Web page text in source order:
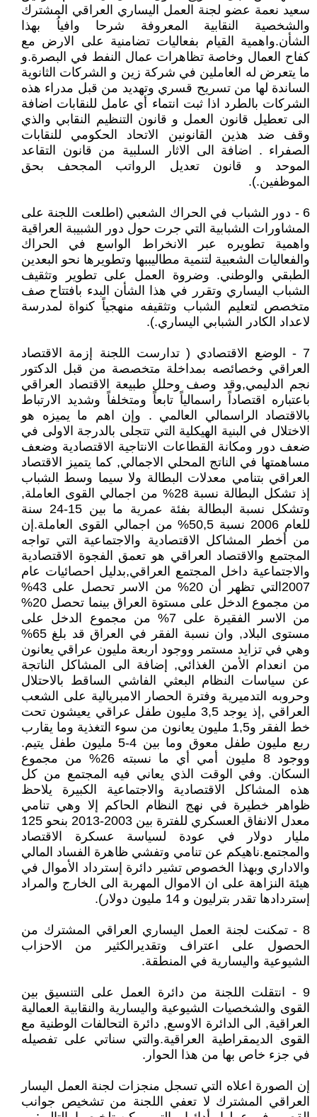
سعيد نعمة عضو لجنة العمل اليساري العراقي المشترك
والشخصية النقابية المعروفة شرحا وافياُ بهذا
الشأن.واهمية القيام بفعاليات تضامنية على الارض مع
كفاح العمال وخاصة تظاهرات عمال النفط في البصرة.و
ما يتعرض له العاملين في شركة زين و الشركات الثانوية
الساندة لها من تسريح قسري وتهديد من قبل مدراء هذه
الشركات بالطرد اذا ثبت انتماء أي عامل للنقابات اضافة
الى تعطيل قانون العمل و قانون التنظيم النقابي والذي
وقف ضد هذين القانونين الاتحاد الحكومي للنقابات
الصفراء . اضافة الى الاثار السلبية من قانون التقاعد
الموحد و قانون تعديل الرواتب المجحف بحق
الموظفين.).
6 - دور الشباب في الحراك الشعبي (اطلعت اللجنة على
المشاورات الشبابية التي جرت حول دور الشبيبة العراقية
واهمية تطويره عبر الانخراط الواسع في الحراك
والفعاليات الشعبية لتنمية مطاليببها وتطويرها نحو البعدين
الطبقي والوطني. وضروة العمل على تطوير وتثقيف
الشباب اليساري وتقرر في هذا الشأن البدء بافتتاح صف
متخصص لتعليم الشباب وتثقيفه منهجياً كنواة لمدرسة
لاعداد الكادر الشبابي اليساري.).
7 - الوضع الاقتصادي ( تدارست اللجنة إزمة الاقتصاد
العراقي وخصائصه بمداخلة متخصصة من قبل الدكتور
نجم الدليمي,وقد وصف وحلل طبيعة الاقتصاد العراقي
باعتباره اقتصاداً راسمالياً تابعاً ومتخلفاً وشديد الارتباط
بالاقتصاد الراسمالي العالمي . وإن اهم ما يميزه هو
الاختلال في البنية الهيكلية التي تتجلى بالدرجة الاولى في
ضعف دور ومكانة القطاعات الانتاجية الاقتصادية وضعف
مساهمتها في الناتج المحلي الاجمالي, كما يتميز الاقتصاد
العراقي بتنامي معدلات البطالة ولا سيما وسط الشباب
إذ تشكل البطالة نسبة 28% من اجمالي القوى العاملة,
وتشكل نسبة البطالة بفئة عمرية ما بين 15-24 سنة
للعام 2006 نسبة 50,5% من اجمالي القوى العاملة.إن
من أخطر المشاكل الاقتصادية والاجتماعية التي تواجه
المجتمع والاقتصاد العراقي هو تعمق الفجوة الاقتصادية
والاجتماعية داخل المجتمع العراقي,بدليل احصائيات عام
2007التي تظهر أن 20% من الاسر تحصل على 43%
من مجموع الدخل على مستوة العراق بينما تحصل 20%
من الاسر الفقيرة على 7% من مجموع الدخل على
مستوى البلاد, وان نسبة الفقر في العراق قد بلغ 65%
وهي في تزايد مستمر ووجود اربعة مليون عراقي يعانون
من انعدام الأمن الغذائي, إضافة الى المشاكل الناتجة
عن سياسات النظام البعثي الفاشي الساقط بالاحتلال
وحروبه التدميرية وفترة الحصار الامبريالية على الشعب
العراقي ,إذ يوجد 3,5 مليون طفل عراقي يعيشون تحت
خط الفقر و1,5 مليون يعانون من سوء التغذية وما يقارب
ربع مليون طفل معوق وما بين 4-5 مليون طفل يتيم.
ووجود 8 مليون أمي أي ما نسبته 26% من مجموع
السكان. وفي الوقت الذي يعاني فيه المجتمع من كل
هذه المشاكل الاقتصادية والاجتماعية الكبيرة يلاحظ
ظواهر خطيرة في نهج النظام الحاكم إلا وهي تنامي
معدل الانفاق العسكري للفترة بين 2003-2013 بنحو 125
مليار دولار في عودة لسياسة عسكرة الاقتصاد
والمجتمع.ناهيكم عن تنامي وتفشي ظاهرة الفساد المالي
والاداري وبهذا الخصوص تشير دائرة إسترداد الأموال في
هيئة النزاهة على ان الاموال المهربة الى الخارج والمراد
إستردادها تقدر بترليون و 14 مليون دولار).
8 - تمكنت لجنة العمل اليساري العراقي المشترك من
الحصول على اعتراف وتقديرالكثير من الاحزاب
الشيوعية واليسارية في المنطقة.
9 - انتقلت اللجنة من دائرة العمل على التنسيق بين
القوى والشخصيات الشيوعية واليسارية والنقابية العمالية
العراقية, الى الدائرة الاوسع, دائرة التحالفات الوطنية مع
القوى الديمقراطية العراقية.والتي سناتي على تفصيله
في جزء خاص بها من هذا الحوار.
إن الصورة اعلاه التي تسجل منجزات لجنة العمل اليسار
العراقي المشترك لا تعفي اللجنة من تشخيص جوانب